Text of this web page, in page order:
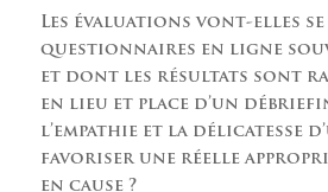
Les évaluations vont-elles
questionnaires en ligne
et dont les résultats sont
en lieu et place d’un
l’empathie et la délicatesse
favoriser une réelle
en cause ?